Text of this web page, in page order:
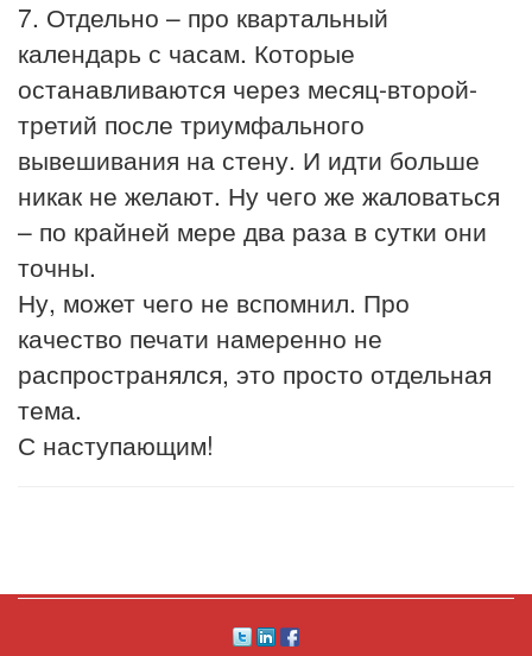
7. Отдельно – про квартальный
календарь с часам. Которые
останавливаются через месяц-второй-
третий после триумфального
вывешивания на стену. И идти больше
никак не желают. Ну чего же жаловаться
– по крайней мере два раза в сутки они
точны.
Ну, может чего не вспомнил. Про
качество печати намеренно не
распространялся, это просто отдельная
тема.
С наступающим!